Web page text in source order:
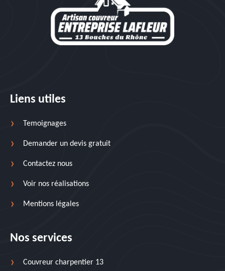
Liens utiles
Temoignages
Demander un devis gratuit
Contactez nous
Voir nos réalisations
Mentions légales
Nos services
Couvreur charpentier 13